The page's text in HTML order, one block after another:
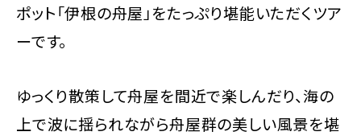
ポット「伊根の舟屋」をたっぷり堪能いただくツア
ーです。
ゆっくり散策して舟屋を間近で楽しんだり、海の
上で波に揺られながら舟屋群の美しい風景を堪